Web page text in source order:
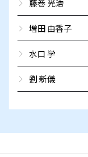
藤巻 光浩
増田 由香子
水口 学
劉 新儀